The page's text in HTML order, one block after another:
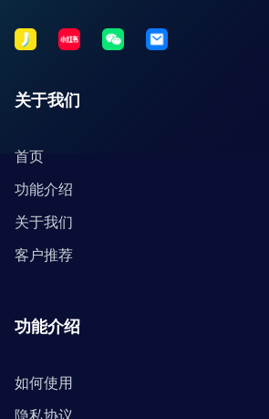
关于我们
首页
功能介绍
关于我们
客户推荐
功能介绍
如何使用